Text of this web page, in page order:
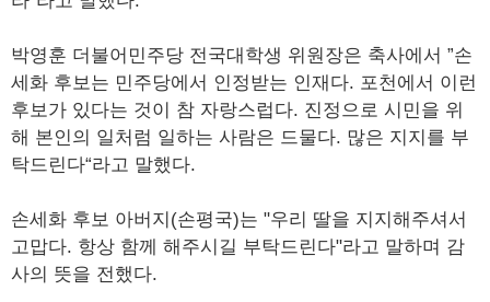
박영훈 더불어민주당 전국대학생 위원장은 축사에서 ”손
세화 후보는 민주당에서 인정받는 인재다. 포천에서 이런
후보가 있다는 것이 참 자랑스럽다. 진정으로 시민을 위
해 본인의 일처럼 일하는 사람은 드물다. 많은 지지를 부
탁드린다“라고 말했다.
손세화 후보 아버지(손평국)는 "우리 딸을 지지해주셔서
고맙다. 항상 함께 해주시길 부탁드린다"라고 말하며 감
사의 뜻을 전했다.